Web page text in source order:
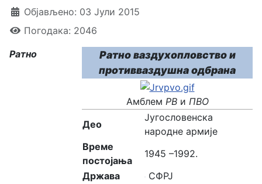
Објављено: 03 Јули 2015
Погодака: 2046
Ратно ваздухопловство и
противваздушна одбрана
Амблем РВи ПВО
Део
Југословенска
народне армије
Време
постојања
1945 –1992.
Држава
СФРЈ
Ратно